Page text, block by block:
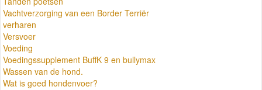
Vachtverzorging van een Border Terriër
verharen
Versvoer
Voeding
Voedingssupplement BuffK 9 en bullymax
Wassen van de hond.
Wat is goed hondenvoer?